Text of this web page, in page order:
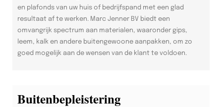
en plafonds van uw huis of bedrijfspand met een glad
resultaat af te werken. Marc Jenner BV biedt een
omvangrijk spectrum aan materialen, waaronder gips,
leem, kalk en andere buitengewoone aanpakken, om zo
goed mogelijk aan de wensen van de klant te voldoen.
Buitenbepleistering